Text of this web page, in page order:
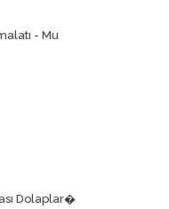
- Mu
Dolaplar�